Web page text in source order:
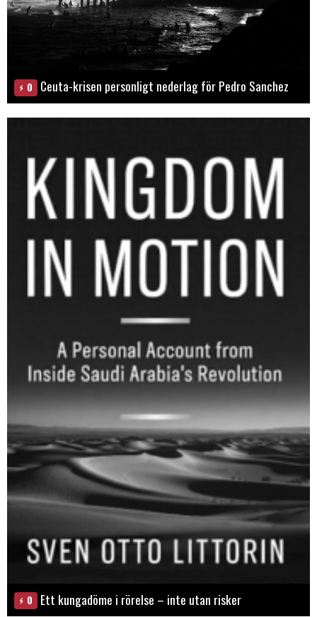
0 Ceuta-krisen personligt nederlag för Pedro Sanchez
0 Ett kungadöme i rörelse – inte utan risker